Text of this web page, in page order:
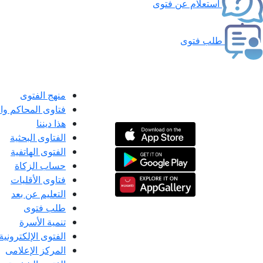
استعلام عن فتوى
طلب فتوى
منهج الفتوى
فتاوى المحاكم
هذا ديننا
الفتاوى البحثية
الفتوى الهاتفية
حساب الزكاة
فتاوى الأقليات
التعليم عن بعد
طلب فتوى
تنمية الأسرة
الفتوى الإلكترونية
المركز الإعلامى